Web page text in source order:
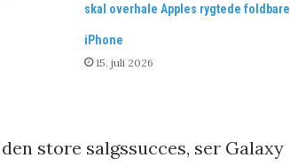
skal overhale Apples rygtede foldbare
iPhone
15. juli 2026
store salgssucces, ser Galaxy